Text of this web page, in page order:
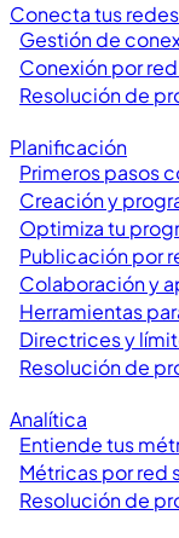
Conecta tus
Gestión de
Conexión por
Resolución de
Planificación
Primeros pasos
Creación y
Optimiza tu
Publicación por
Colaboración y
Herramientas
Directrices y
Resolución de
Analítica
Entiende tus
Métricas por red
Resolución de